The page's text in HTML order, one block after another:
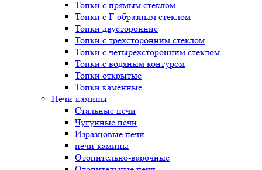
Топки с прямым стеклом
Топки с Г-образным стеклом
Топки двусторонние
Топки с трехсторонним стеклом
Топки с четырехсторонним стеклом
Топки с водяным контуром
Топки открытые
Топки каменные
Печи-камины
Стальные печи
Чугунные печи
Изразцовые печи
печи-камины
Отопительно-варочные